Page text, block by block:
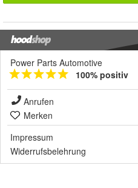
Power Parts Automotive
100% positiv
Anrufen
Merken
Impressum
Widerrufsbelehrung